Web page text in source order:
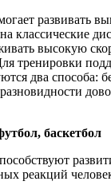
развивать
классические
высокую
тренировки
два способа:
баскетбол
реакций